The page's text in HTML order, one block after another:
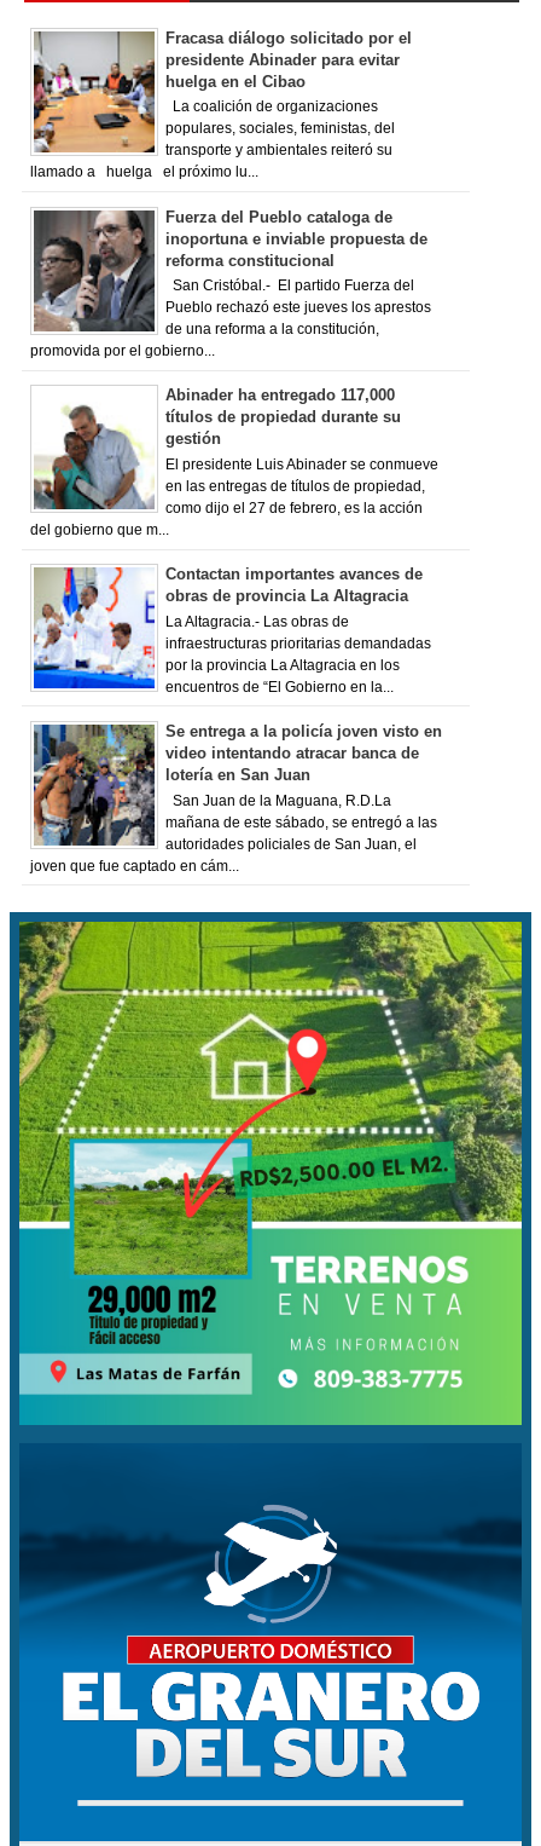
Fracasa diálogo solicitado por el
presidente Abinader para evitar
huelga en el Cibao
La coalición de organizaciones
populares, sociales, feministas, del
transporte y ambientales reiteró su
llamado a huelga el próximo lu...
Fuerza del Pueblo cataloga de
inoportuna e inviable propuesta de
reforma constitucional
San Cristóbal.- El partido Fuerza del
Pueblo rechazó este jueves los aprestos
de una reforma a la constitución,
promovida por el gobierno...
Abinader ha entregado 117,000
títulos de propiedad durante su
gestión
El presidente Luis Abinader se conmueve
en las entregas de títulos de propiedad,
como dijo el 27 de febrero, es la acción
del gobierno que m...
Contactan importantes avances de
obras de provincia La Altagracia
La Altagracia.- Las obras de
infraestructuras prioritarias demandadas
por la provincia La Altagracia en los
encuentros de “El Gobierno en la...
Se entrega a la policía joven visto en
video intentando atracar banca de
lotería en San Juan
San Juan de la Maguana, R.D.La
mañana de este sábado, se entregó a las
autoridades policiales de San Juan, el
joven que fue captado en cám...